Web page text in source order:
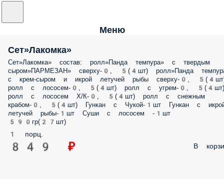
Меню
Сет»Лакомка»
Сет»Лакомка» состав: ролл»Панда темпура» с твердым
сыром»ПАРМЕЗАН» сверху-0, 5(4шт) ролл»Панда
с крем-сыром и икрой летучей рыбы сверху-0,
ролл с лососем-0, 5(4шт) ролл с угрем-0, 5(4шт)
ролл с лососем Х/К-0, 5(4шт) ролл с снежным
крабом-0, 5(4шт) Гункан с Чукой-1шт Гункан с
летучей рыбы-1шт Суши с лососем -1шт
590гр(27шт)
1 порц.
849 ₽ В